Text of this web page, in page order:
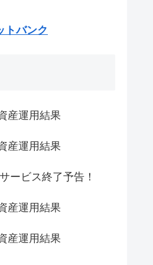
トバンク
産運用結果
産運用結果
ービス終了予告！
産運用結果
産運用結果